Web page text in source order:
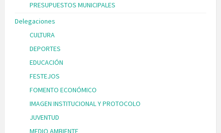
PRESUPUESTOS MUNICIPALES
Delegaciones
CULTURA
DEPORTES
EDUCACIÓN
FESTEJOS
FOMENTO ECONÓMICO
IMAGEN INSTITUCIONAL Y PROTOCOLO
JUVENTUD